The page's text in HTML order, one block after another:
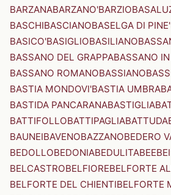
BARZANABARZANO'BARZIO
BASCHIBASCIANOBASELGA DI PINE'
BASICO'BASIGLIOBASILIANO
BASSANO DEL GRAPPABASSANO
BASSANO ROMANOBASSIANO
BASTIA MONDOVI'BASTIA UMBRA
BASTIDA PANCARANABASTIGLIA
BATTIFOLLOBATTIPAGLIABATTUDA
BAUNEIBAVENOBAZZANOBEDERO
BEDOLLOBEDONIABEDULITABEE
BELCASTROBELFIOREBELFORTE
BELFORTE DEL CHIENTIBELFORTE